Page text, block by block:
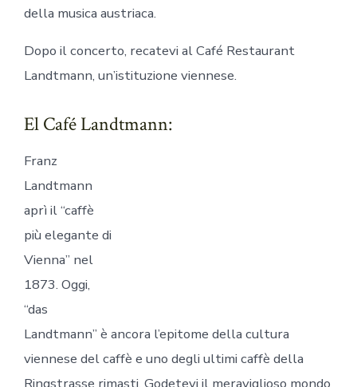
della musica austriaca.
Dopo il concerto, recatevi al Café Restaurant
Landtmann, un’istituzione viennese.
El Café Landtmann:
Franz
Landtmann
aprì il “caffè
più elegante di
Vienna” nel
1873. Oggi,
“das
Landtmann” è ancora l’epitome della cultura
viennese del caffè e uno degli ultimi caffè della